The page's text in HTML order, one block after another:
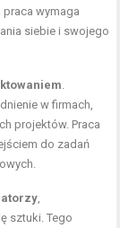
praca wymaga
siebie i swojego
.
w firmach,
projektów. Praca
do zadań
,
sztuki. Tego